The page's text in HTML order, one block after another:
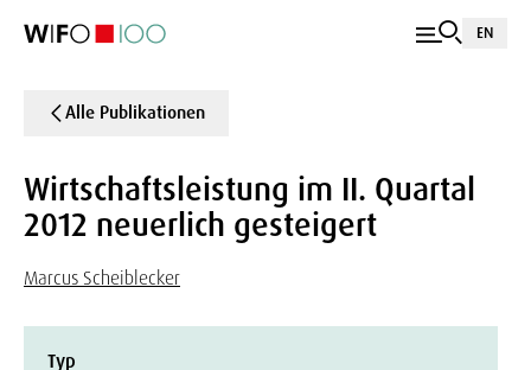
EN
Alle Publikationen
Wirtschaftsleistung im II. Quartal
2012 neuerlich gesteigert
Marcus Scheiblecker
Typ